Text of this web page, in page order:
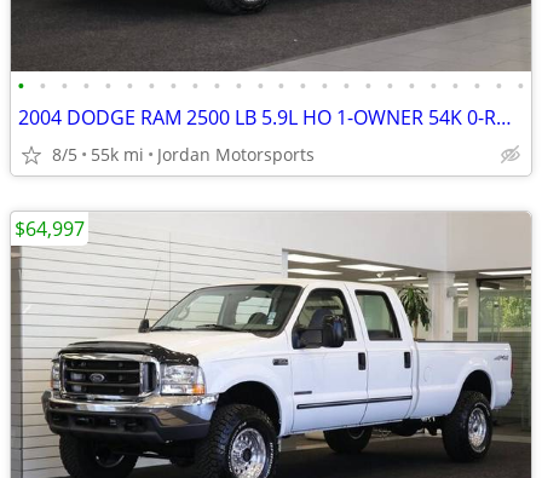
• • • • • • • • • • • • • • • • • • • • • • • •
2004 DODGE RAM 2500 LB 5.9L HO 1-OWNER 54K 0-RUST 3500 2005 2006 2007
8/5 55k mi Jordan Motorsports
$64,997